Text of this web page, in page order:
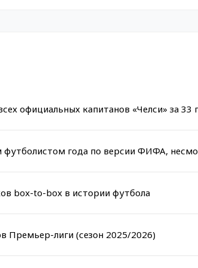
официальных капитанов «Челси» за 33
года по версии ФИФА,
box-to-box в истории футбола
Премьер-лиги (сезон 2025/2026)